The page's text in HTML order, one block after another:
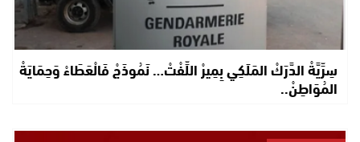
سِرِّيَّةْ الدَّرَكْ المَلَكِي بِمِيرْ اللِّفْتْ… نَمُوذَجْ فَالْعَطَاءْ وَحِمَايَةْ
المُوَاطِنْ..